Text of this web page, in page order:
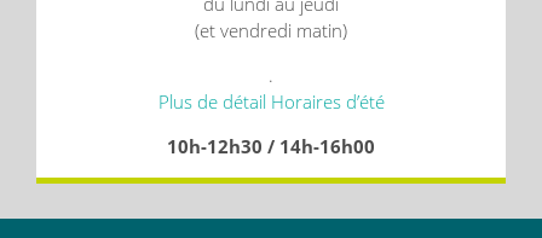
(et vendredi matin)
.
Plus de détail Horaires d’été
10h-12h30 / 14h-16h00